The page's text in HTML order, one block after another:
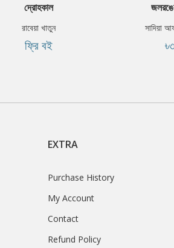
দ্রোহকাল
রাবেয়া খাতুন
ফ্রি বই
সাদিয়া
EXTRA
Purchase History
My Account
Contact
Refund Policy